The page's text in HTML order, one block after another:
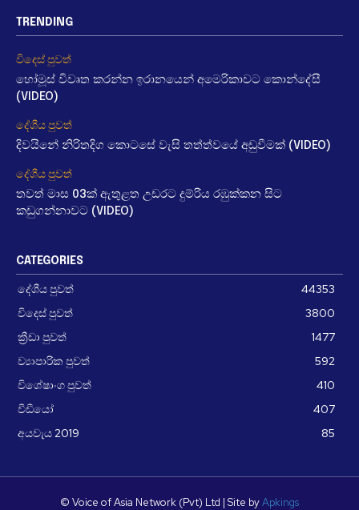
TRENDING
විදෙස් පුවත්
හෝමූස් විවෘත කරන්න ඉරානයෙන් අමෙරිකාවට කොන්දේසී
(VIDEO)
දේශීය පුවත්
දිවයිනේ නිරිතදිග කොටසේ වැසි තත්ත්වයේ අඩුවීමක් (VIDEO)
දේශීය පුවත්
තවත් මාස 03ක් ඇතුළත උඩරට දුම්රිය රඹුක්කන සිට
කඩුගන්නාවට (VIDEO)
CATEGORIES
දේශීය පුවත්
44353
විදෙස් පුවත්
3800
ක්‍රීඩා පුවත්
1477
ව්‍යාපාරික පුවත්
592
විශේෂාංග පුවත්
410
වීඩීයෝ
407
අයවැය 2019
85
© Voice of Asia Network (Pvt) Ltd | Site byApkings